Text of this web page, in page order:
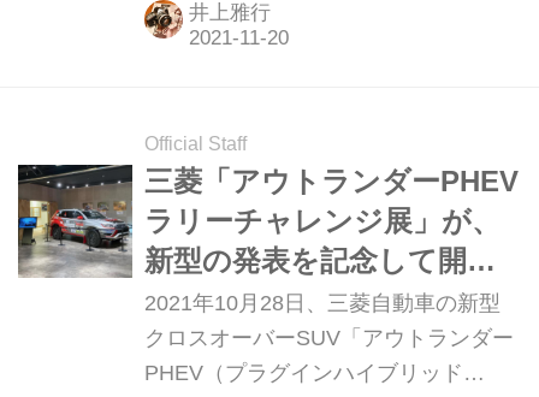
ンネル登録15万人を達成しました。こ
おすすめの動画1本を紹介していきま
す。 第1位 三菱 アウトランダーPHEV
第2位 ホンダ シビック 第3位 ホンダ
シビック英字版
//www.youtube.com/embed/udxKLT38
Yg4?rel=0&loop=0&controls=1 第4位
ヴェゼルの【Honda CONNECT】...
井上雅行
Official Staff
三菱「アウトランダーPHEV
ラリーチャレンジ展」が、
新型の発表を記念して開催
中
2021年10月28日、三菱自動車の新型
クロスオーバーSUV「アウトランダー
PHEV（プラグインハイブリッド